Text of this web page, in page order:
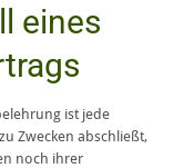
eines
ist jede
Zwecken abschließt,
noch ihrer